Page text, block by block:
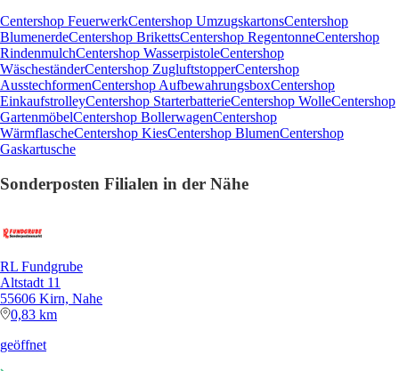
Centershop FeuerwerkCentershop UmzugskartonsCentershop
BlumenerdeCentershop BrikettsCentershop RegentonneCentershop
RindenmulchCentershop WasserpistoleCentershop
WäscheständerCentershop ZugluftstopperCentershop
AusstechformenCentershop AufbewahrungsboxCentershop
EinkaufstrolleyCentershop StarterbatterieCentershop WolleCentershop
GartenmöbelCentershop BollerwagenCentershop
WärmflascheCentershop KiesCentershop BlumenCentershop
Gaskartusche
Sonderposten Filialen in der Nähe
RL Fundgrube
Altstadt 11
55606 Kirn, Nahe
0,83 km
geöffnet